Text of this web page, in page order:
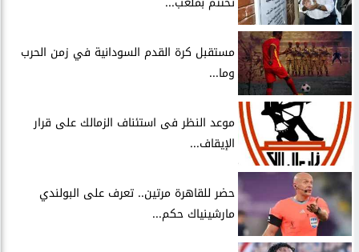
مستقبل كرة القدم السودانية في زمن الحرب
وما...
موعد النظر فى استئناف الزمالك على قرار
الإيقاف...
حضر للقاهرة مرتين.. تعرف على البولندي
مارشينياك حكم...